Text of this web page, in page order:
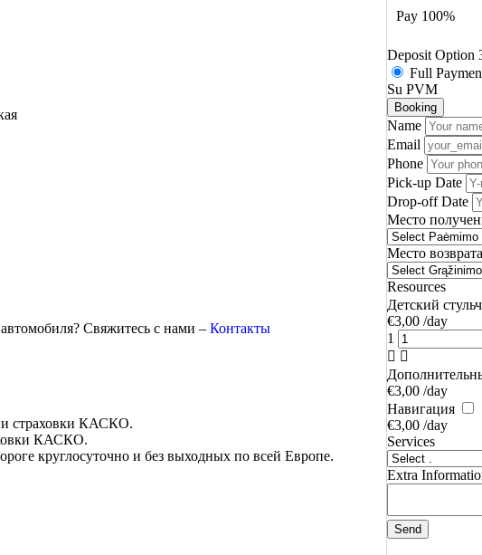
Свяжитесь с нами – Контакты
страховки КАСКО.
КАСКО.
круглосуточно и без выходных по всей Европе.
Pay 100%
Deposit Option
Full
Su PVM
Booking
Name
Email
Phone
Pick-up Date
Drop-off Date
Место
Место возврата
Resources
Детский
€3,00 /day
1
€3,00 /day
Навигация
€3,00 /day
Services
Extra
Send